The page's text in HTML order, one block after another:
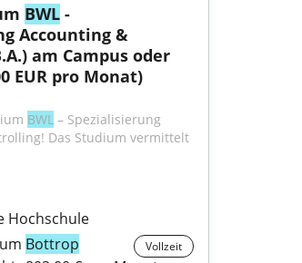
BWL -
Accounting &
am Campus oder
EUR pro Monat)
BWL – Spezialisierung
Das Studium vermittelt
Hochschule
Bottrop Vollzeit